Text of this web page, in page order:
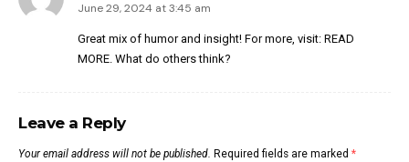
June 29, 2024 at 3:45 am
Great mix of humor and insight! For more, visit: READ
MORE. What do others think?
Leave a Reply
Your email address will not be published. Required fields are marked *